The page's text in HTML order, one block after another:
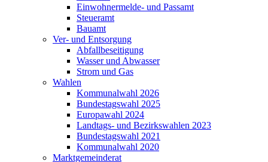
Einwohnermelde- und Passamt
Steueramt
Bauamt
Ver- und Entsorgung
Abfallbeseitigung
Wasser und Abwasser
Strom und Gas
Wahlen
Kommunalwahl 2026
Bundestagswahl 2025
Europawahl 2024
Landtags- und Bezirkswahlen 2023
Bundestagswahl 2021
Kommunalwahl 2020
Marktgemeinderat